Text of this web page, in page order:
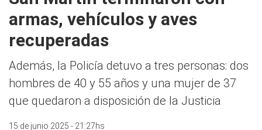
armas, vehículos y aves
recuperadas
Además, la Policía detuvo a tres personas: dos
hombres de 40 y 55 años y una mujer de 37
que quedaron a disposición de la Justicia
15 de junio 2025 - 21:27hs